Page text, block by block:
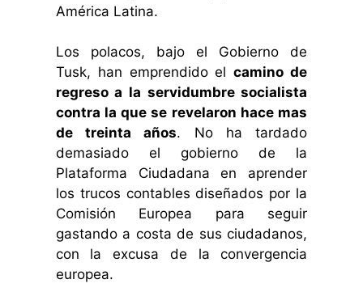
América Latina.
Los polacos, bajo el Gobierno de
Tusk, han emprendido elcamino de
regreso a la servidumbre socialista
contra la que se revelaron hace mas
de treinta años. No ha tardado
demasiado el gobierno de la
Plataforma Ciudadana en aprender
los trucos contables diseñados por la
Comisión Europea para seguir
gastando a costa de sus ciudadanos,
con la excusa de la convergencia
europea.